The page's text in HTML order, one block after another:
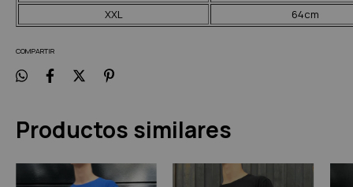
XXL
64cm
COMPARTIR
Productos similares